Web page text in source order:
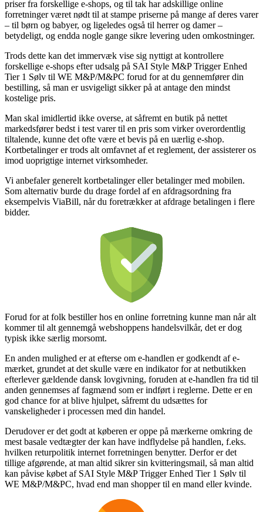
priser fra forskellige e-shops, og til tak har adskillige online
forretninger været nødt til at stampe priserne på mange af deres varer
– til børn og babyer, og ligeledes også til herrer og damer –
betydeligt, og endda nogle gange sikre levering uden omkostninger.
Trods dette kan det immervæk vise sig nyttigt at kontrollere
forskellige e-shops efter udsalg på SAI Style M&P Trigger Enhed
Tier 1 Sølv til WE M&P/M&PC forud for at du gennemfører din
bestilling, så man er usvigeligt sikker på at antage den mindst
kostelige pris.
Man skal imidlertid ikke overse, at såfremt en butik på nettet
markedsfører bedst i test varer til en pris som virker overordentlig
tiltalende, kunne det ofte være et bevis på en uærlig e-shop.
Kortbetalinger er trods alt omfavnet af et reglement, der assisterer os
imod uoprigtige internet virksomheder.
Vi anbefaler generelt kortbetalinger eller betalinger med mobilen.
Som alternativ burde du drage fordel af en afdragsordning fra
eksempelvis ViaBill, når du foretrækker at afdrage betalingen i flere
bidder.
Forud for at folk bestiller hos en online forretning kunne man når alt
kommer til alt gennemgå webshoppens handelsvilkår, det er dog
typisk ikke særlig morsomt.
En anden mulighed er at efterse om e-handlen er godkendt af e-
mærket, grundet at det skulle være en indikator for at netbutikken
efterlever gældende dansk lovgivning, foruden at e-handlen fra tid til
anden gennemses af fagmænd som er indført i reglerne. Dette er en
god chance for at blive hjulpet, såfremt du udsættes for
vanskeligheder i processen med din handel.
Derudover er det godt at køberen er oppe på mærkerne omkring de
mest basale vedtægter der kan have indflydelse på handlen, f.eks.
hvilken returpolitik internet forretningen benytter. Derfor er det
tillige afgørende, at man altid sikrer sin kvitteringsmail, så man altid
kan påvise købet af SAI Style M&P Trigger Enhed Tier 1 Sølv til
WE M&P/M&PC, hvad end man shopper til en mand eller kvinde.